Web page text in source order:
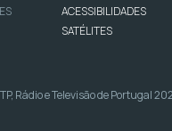
ACESSIBILIDADES
SATÉLITES
Rádio e Televisão de Portugal